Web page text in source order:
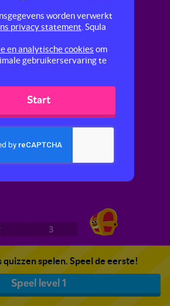
3
quizzen spelen. Speel de eerste!
Speel level 1
worden verwerkt
privacy statement . Squla
en analytische cookies om
gebruikerservaring te
Start